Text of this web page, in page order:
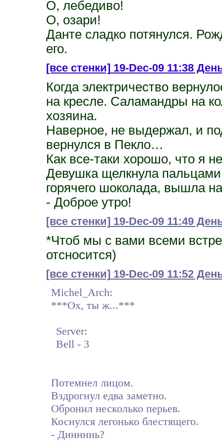
О, лебедиво!
О, озари!
Данте сладко потянулся.
его.
[все стенки]19-Dec-09 11:38
Когда электричество
на кресле. Саламандры на
хозяина.
Наверное, не выдержал, и
вернулся в Пекло…
Как все-таки хорошо, что я
Девушка щелкнула
горячего шоколада, вышла
- Доброе утро!
[все стенки] 19-Dec-09 11:49
*Чтоб мы с вами всеми
отсносится)
[все стенки] 19-Dec-09 11:52
Michel_Arch:
***Ох, ты ж...***
Server:
Bell - 3
Потемнел лицом.
Вздрогнул едва заметно.
Обронил несколько перьев.
Коснулся легонько блестящего.
- Диннннь?